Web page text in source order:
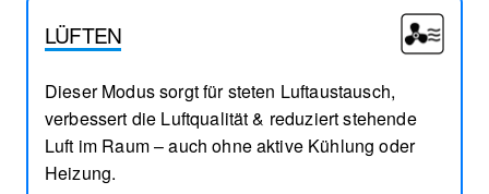
LÜFTEN
Dieser Modus sorgt für steten Luftaustausch,
verbessert die Luftqualität & reduziert stehende
Luft im Raum – auch ohne aktive Kühlung oder
Heizung.